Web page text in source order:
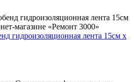
лента 15см х